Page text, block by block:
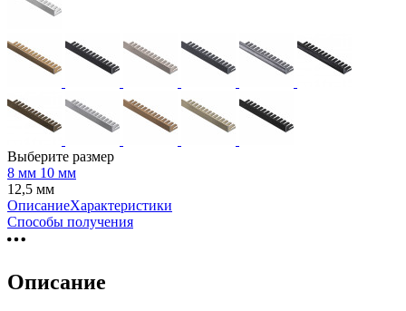
Выберите размер
8 мм 10 мм
12,5 мм
ОписаниеХарактеристики
Способы получения
Описание